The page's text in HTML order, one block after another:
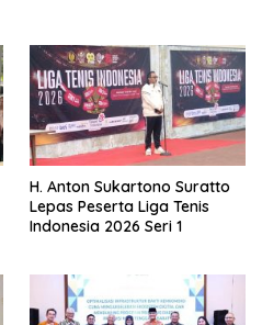
H. Anton Sukartono Suratto
Lepas Peserta Liga Tenis
Indonesia 2026 Seri 1